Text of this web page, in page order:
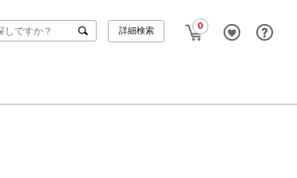
0
詳細検索